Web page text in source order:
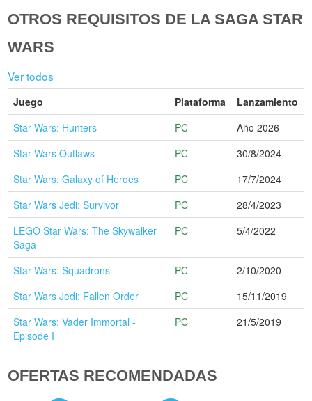
OTROS REQUISITOS DE LA SAGA STAR
WARS
Ver todos
Juego Plataforma
Lanzamiento
Star Wars: Hunters
PC
Año 2026
Star Wars Outlaws
PC
30/8/2024
Star Wars: Galaxy of Heroes
PC
17/7/2024
Star Wars Jedi: Survivor
PC
28/4/2023
LEGO Star Wars: The Skywalker
Saga
PC 5/4/2022
Star Wars: Squadrons PC
2/10/2020
Star Wars Jedi: Fallen Order
PC
15/11/2019
Star Wars: Vader Immortal -
Episode I
PC 21/5/2019
OFERTAS RECOMENDADAS